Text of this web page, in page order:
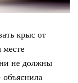
крыс от
не должны